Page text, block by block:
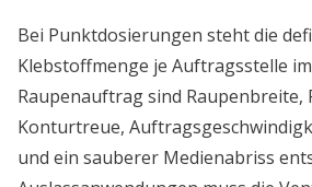
Bei Punktdosierungen steht die
Klebstoffmenge je Auftragsstelle
Raupenauftrag sind Raupenbreite,
Konturtreue,
und ein sauberer Medienabriss